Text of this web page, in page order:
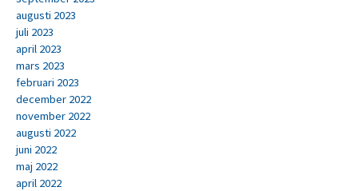
augusti 2023
juli 2023
april 2023
mars 2023
februari 2023
december 2022
november 2022
augusti 2022
juni 2022
maj 2022
april 2022